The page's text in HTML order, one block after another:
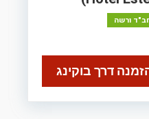
ורשה
דרך בוקינג